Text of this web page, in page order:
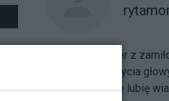
Zgryźliwy, moher z
jednak bez nakrycia
Szczególnie nie lubię